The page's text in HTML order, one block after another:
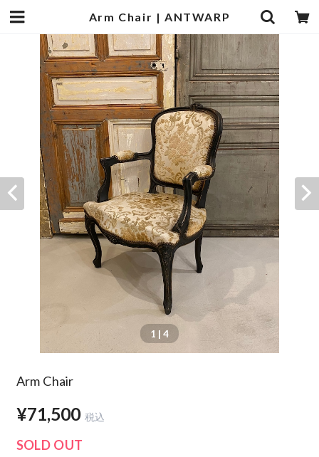
Arm Chair | ANTWARP
1 | 4
Arm Chair
¥71,500 税込
SOLD OUT